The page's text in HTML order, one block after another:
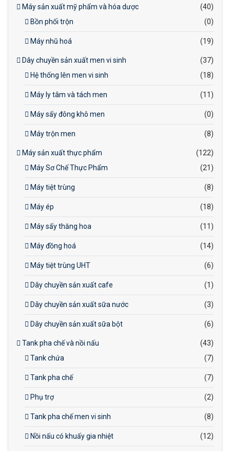
Máy sản xuất mỹ phẩm và hóa dược
(40)
Bồn phối trộn
(0)
Máy nhũ hoá (19)
Dây chuyền sản xuất men vi sinh
(37)
Hệ thống lên men vi sinh
(18)
Máy ly tâm và tách men (11)
Máy sấy đông khô men (0)
Máy trộn men (8)
Máy sản xuất thực phẩm
(122)
Máy Sơ Chế Thực Phẩm
(21)
Máy tiệt trùng (8)
Máy ép (18)
Máy sấy thăng hoa (11)
Máy đồng hoá (14)
Máy tiệt trùng UHT (6)
Dây chuyền sản xuất cafe (1)
Dây chuyền sản xuất sữa nước (3)
Dây chuyền sản xuất sữa bột (6)
Tank pha chế và nồi nấu
(43)
Tank chứa
(7)
Tank pha chế (7)
Phụ trợ (2)
Tank pha chế men vi sinh (8)
Nồi nấu có khuấy gia nhiệt (12)